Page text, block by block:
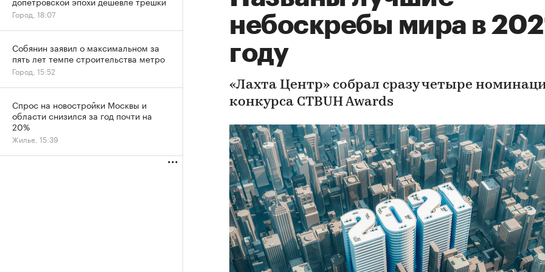
небоскребы мира в
году
«Лахта Центр» собрал сразу четыре
конкурса CTBUH Awards
Город, 18:07
Собянин заявил о максимальном за
пять лет темпе строительства метро
Город, 15:52
Спрос на новостройки Москвы и
области снизился за год почти на
20%
Жилье, 15:39